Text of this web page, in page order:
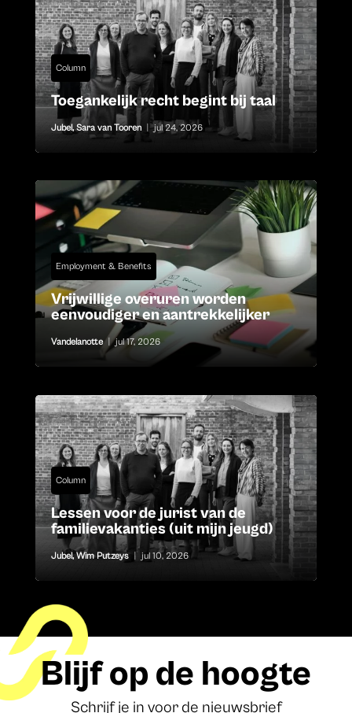
Column
Toegankelijk recht begint bij taal
Jubel, Sara van Tooren | jul 24, 2026
Employment & Benefits
Vrijwillige overuren worden
eenvoudiger en aantrekkelijker
Vandelanotte | jul 17, 2026
Column
Lessen voor de jurist van de
familievakanties (uit mijn jeugd)
Jubel,Wim Putzeys jul 10, 2026
Blijf op de hoogte
Schrijf je in voor de nieuwsbrief